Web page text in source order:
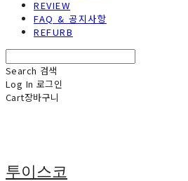
REVIEW
FAQ & 공지사항
REFURB
Search 검색
Log In 로그인
Cart장바구니
투이스코